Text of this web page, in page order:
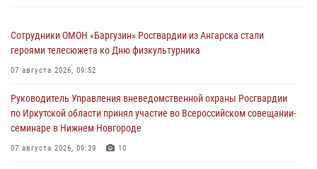
Сотрудники ОМОН «Баргузин» Росгвардии из Ангарска стали
героями телесюжета ко Дню физкультурника
07 августа 2026, 09:52
Руководитель Управления вневедомственной охраны Росгвардии
по Иркутской области принял участие во Всероссийском совещании-
семинаре в Нижнем Новгороде
07 августа 2026, 09:39 10